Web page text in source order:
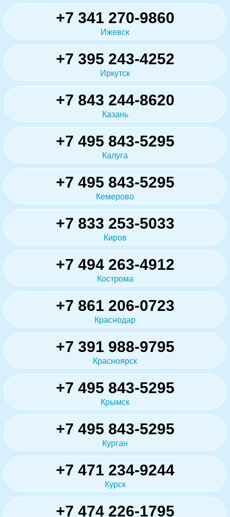
+7 341 270-9860
Ижевск
+7 395 243-4252
Иркутск
+7 843 244-8620
Казань
+7 495 843-5295
Калуга
+7 495 843-5295
Кемерово
+7 833 253-5033
Киров
+7 494 263-4912
Кострома
+7 861 206-0723
Краснодар
+7 391 988-9795
Красноярск
+7 495 843-5295
Крымск
+7 495 843-5295
Курган
+7 471 234-9244
Курск
+7 474 226-1795